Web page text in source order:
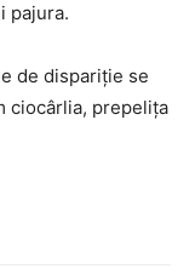
pajura.
de dispariție se
ciocârlia, prepelița